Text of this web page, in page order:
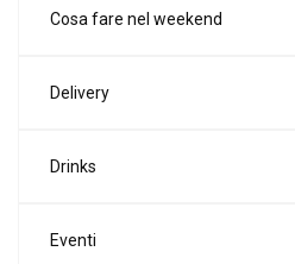
Cosa fare nel weekend
Delivery
Drinks
Eventi